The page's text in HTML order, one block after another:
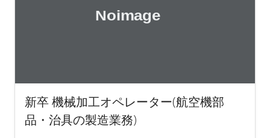
新卒 機械加工オペレーター(航空機部
品・治具の製造業務)